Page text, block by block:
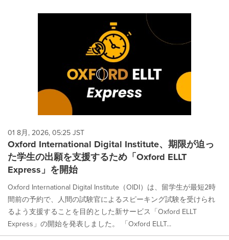
01 8月, 2026, 05:25 JST
Oxford International Digital Institute、期限が迫っ
た学生の出願を支援するため「Oxford ELLT
Express」を開始
Oxford International Digital Institute（OIDI）は、留学生が最短2時
間前の予約で、人間の試験官によるスピーキング試験を受けられ
るよう支援することを目的とした新サービス「Oxford ELLT
Express」の開始を発表しました。 「Oxford ELLT...